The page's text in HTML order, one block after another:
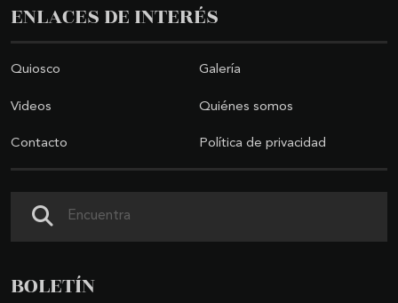
ENLACES DE INTERÉS
Quiosco Galería
Videos Quiénes somos
Contacto Política de privacidad
BOLETÍN